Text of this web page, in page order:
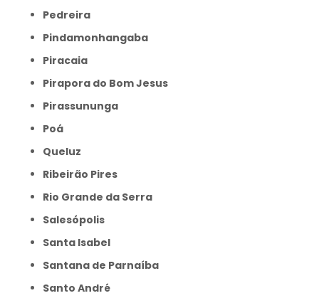
Pedreira
Pindamonhangaba
Piracaia
Pirapora do Bom Jesus
Pirassununga
Poá
Queluz
Ribeirão Pires
Rio Grande da Serra
Salesópolis
Santa Isabel
Santana de Parnaíba
Santo André